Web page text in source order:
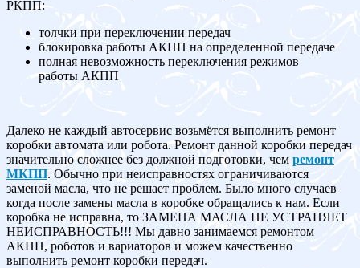
РКПП:
толчки при переключении передач
блокировка работы АКПП на определенной передаче
полная невозможность переключения режимов
работы АКПП
Далеко не каждый автосервис возьмётся выполнить ремонт
коробки автомата или робота. Ремонт данной коробки передач
значительно сложнее без должной подготовки, чем ремонт
МКПП. Обычно при неисправностях ограничиваются
заменой масла, что не решает проблем. Было много случаев
когда после замены масла в коробке обращались к нам. Если
коробка не исправна, то ЗАМЕНА МАСЛА НЕ УСТРАНЯЕТ
НЕИСПРАВНОСТЬ!!! Мы давно занимаемся ремонтом
АКПП, роботов и вариаторов и можем качественно
выполнить ремонт коробки передач.